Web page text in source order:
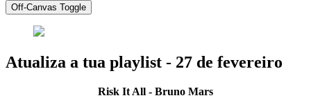
Off-Canvas Toggle
Atualiza a tua playlist - 27 de fevereiro
Risk It All - Bruno Mars